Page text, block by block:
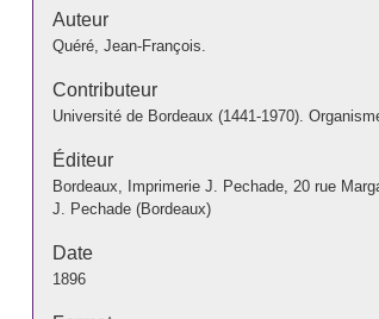
Auteur
Quéré, Jean-François.
Contributeur
Université de Bordeaux (1441-1970).
Éditeur
Bordeaux, Imprimerie J. Pechade, 20 rue
J. Pechade (Bordeaux)
Date
1896